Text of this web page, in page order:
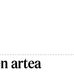
artea